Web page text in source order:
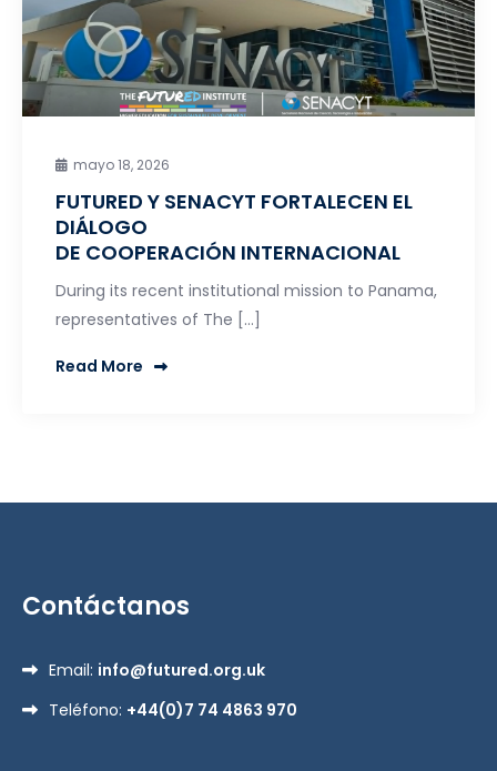
mayo 18, 2026
FUTURED Y SENACYT FORTALECEN EL
DIÁLOGO
DE COOPERACIÓN INTERNACIONAL
During its recent institutional mission to Panama,
representatives of The […]
Read More
Contáctanos
Email: info@futured.org.uk
Teléfono: +44(0)7 74 4863 970